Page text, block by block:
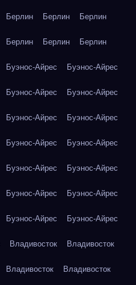
Берлин Берлин Берлин
Берлин Берлин Берлин
Буэнос-Айрес Буэнос-Айрес
Буэнос-Айрес Буэнос-Айрес
Буэнос-Айрес Буэнос-Айрес
Буэнос-Айрес Буэнос-Айрес
Буэнос-Айрес Буэнос-Айрес
Буэнос-Айрес Буэнос-Айрес
Буэнос-Айрес Буэнос-Айрес
Владивосток Владивосток
Владивосток Владивосток